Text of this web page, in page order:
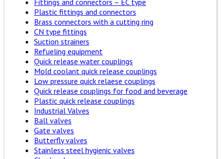
Fittings and connectors – EC type
Plastic fittings and connectors
Brass connectors with a cutting ring
CN type fittings
Suction strainers
Refueling equipment
Quick release water couplings
Mold coolant quick release couplings
Low pressure quick relaese couplings
Quick release couplings for food and beverage
Plastic quick release couplings
Industrial Valves
Ball valves
Gate valves
Butterfly valves
Stainless steel hygienic valves